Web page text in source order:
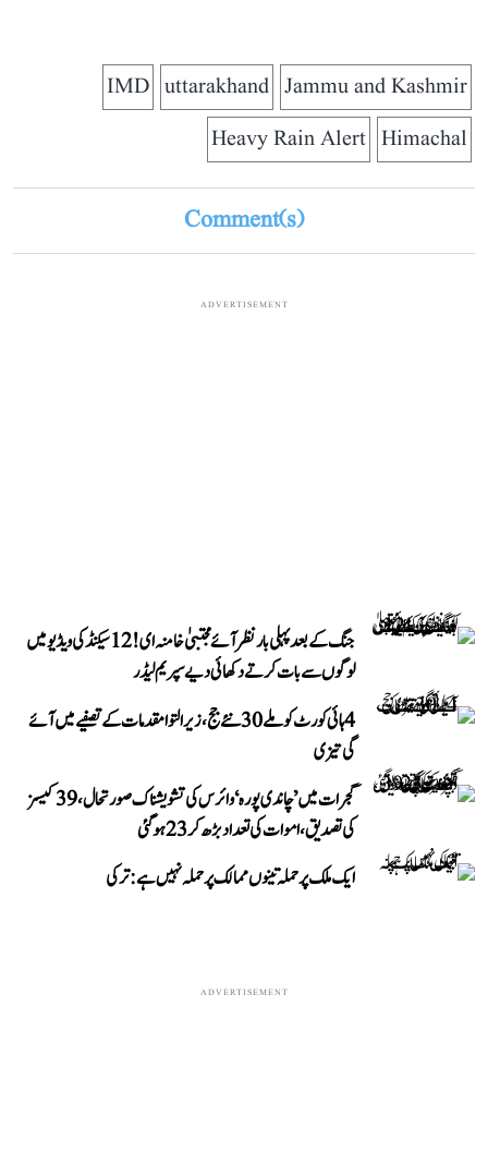
Jammu and Kashmir
uttarakhand
IMD
Himachal
Heavy Rain Alert
Comment(s)
ADVERTISEMENT
جنگ کے بعد پہلی بار نظر آئے مجتبیٰ خامنہ ای! 12 سیکنڈ کی ویڈیو میں
لوگوں سے بات کرتے دکھائی دیے سپریم لیڈر
4 ہائی کورٹ کو ملے 30 نئے جج، زیر التوا مقدمات کے تصفیے میں آئے
گی تیزی
گجرات میں ’چاندی پورہ‘ وائرس کی تشویشناک صورتحال، 39 کیسز
کی تصدیق، اموات کی تعداد بڑھ کر 23 ہوگئی
ایک ملک پر حملہ تینوں ممالک پر حملہ نہیں ہے: ترکی
ADVERTISEMENT